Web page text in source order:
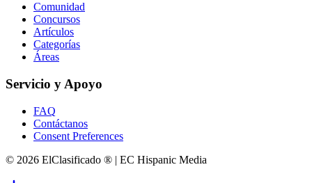
Comunidad
Concursos
Artículos
Categorías
Áreas
Servicio y Apoyo
FAQ
Contáctanos
Consent Preferences
© 2026 ElClasificado ® | EC Hispanic Media